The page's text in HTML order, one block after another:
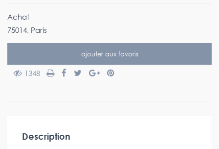
Achat
75014, Paris
ajouter aux favoris
1348
Description